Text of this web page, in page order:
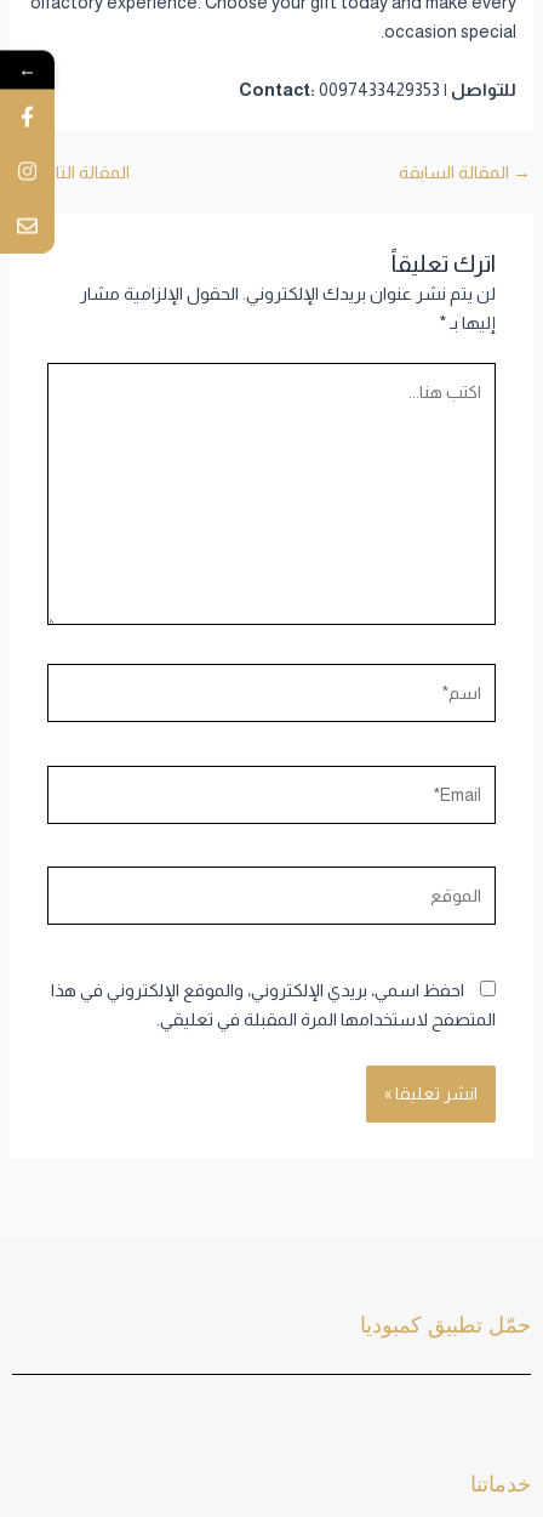
occasion special.
للتواصل | Contact: 0097433429353
→ المقالة السابقة المقالة التالية←
اترك تعليقاً
لن يتم نشر عنوان بريدك الإلكتروني. الحقول الإلزامية مشار
إليها بـ*
احفظ اسمي، بريدي الإلكتروني، والموقع الإلكتروني في هذا
المتصفح لاستخدامها المرة المقبلة في تعليقي.
خدماتنا
حمّل تطبيق كمبوديا
←